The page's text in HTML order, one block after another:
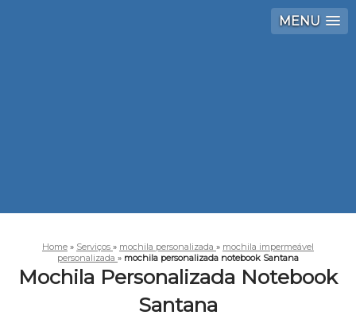
MENU
Home » Serviços » mochila personalizada » mochila impermeável
personalizada » mochila personalizada notebook Santana
Mochila Personalizada Notebook
Santana